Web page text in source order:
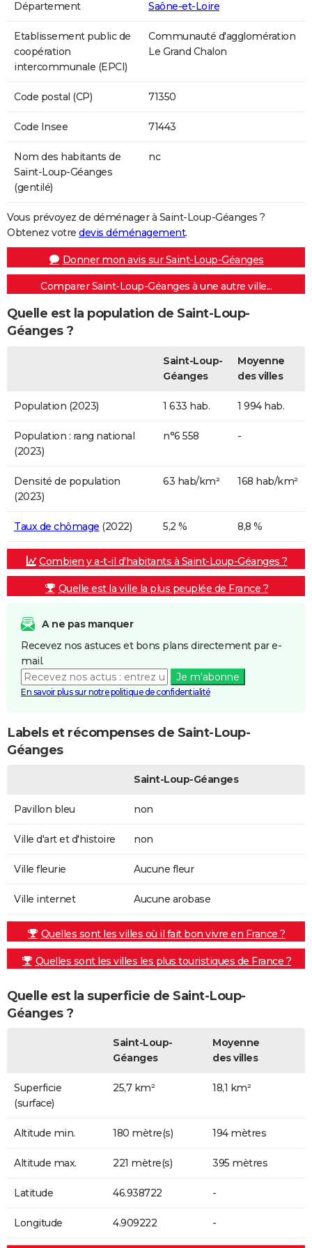
Département Saône-et-Loire
Etablissement public de
coopération
intercommunale (EPCI)
Communauté d'agglomération
Le Grand Chalon
Code postal (CP) 71350
Code Insee 71443
Nom des habitants de
Saint-Loup-Géanges
(gentilé)
nc
Vous prévoyez de déménager à Saint-Loup-Géanges ?
Obtenez votre devis déménagement.
Donner mon avis sur Saint-Loup-Géanges
Comparer Saint-Loup-Géanges à une autre ville...
Quelle est la population de Saint-Loup-
Géanges ?
Saint-Loup-
Géanges
Moyenne
des villes
Population (2023) 1 633 hab. 1 994 hab.
Population : rang national
(2023)
n°6 558 -
Densité de population
(2023)
63 hab/km² 168 hab/km²
Taux de chômage (2022) 5,2 % 8,8 %
Combien y a-t-il d'habitants à Saint-Loup-Géanges ?
Quelle est la ville la plus peuplée de France ?
A ne pas manquer
Recevez nos astuces et bons plans directement par e-
mail.
Je m'abonne
En savoir plus sur notre politique de confidentialité
Labels et récompenses de Saint-Loup-
Géanges
Saint-Loup-Géanges
Pavillon bleu non
Ville d'art et d'histoire non
Ville fleurie Aucune fleur
Ville internet Aucune arobase
Quelles sont les villes où il fait bon vivre en France ?
Quelles sont les villes les plus touristiques de France ?
Quelle est la superficie de Saint-Loup-
Géanges ?
Saint-Loup-
Géanges
Moyenne
des villes
Superficie
(surface)
25,7 km² 18,1 km²
Altitude min. 180 mètre(s) 194 mètres
Altitude max. 221 mètre(s) 395 mètres
Latitude 46.938722 -
Longitude 4.909222 -